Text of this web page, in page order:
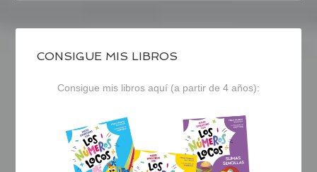
CONSIGUE MIS LIBROS
Consigue mis libros aquí (a partir de 4 años):